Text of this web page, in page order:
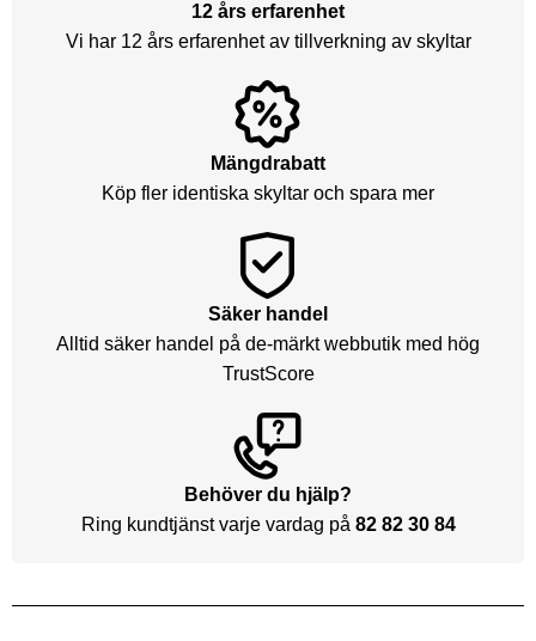
12 års erfarenhet
Vi har 12 års erfarenhet av tillverkning av skyltar
Mängdrabatt
Köp fler identiska skyltar och spara mer
Säker handel
Alltid säker handel på de-märkt webbutik med hög
TrustScore
Behöver du hjälp?
Ring kundtjänst varje vardag på 82 82 30 84